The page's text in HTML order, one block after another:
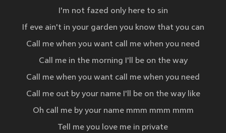
I'm not fazed only here to sin
If eve ain't in your garden you know that you can
Call me when you want call me when you need
Call me in the morning I'll be on the way
Call me when you want call me when you need
Call me out by your name I'll be on the way like
Oh call me by your name mmm mmm mmm
Tell me you love me in private